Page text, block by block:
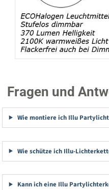
Fragen und
Wie montiere ich Illu
Wie schütze ich Illu-
Kann ich eine Illu